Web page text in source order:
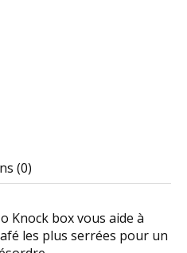
(0)
Knock box vous aide à
les plus serrées pour un